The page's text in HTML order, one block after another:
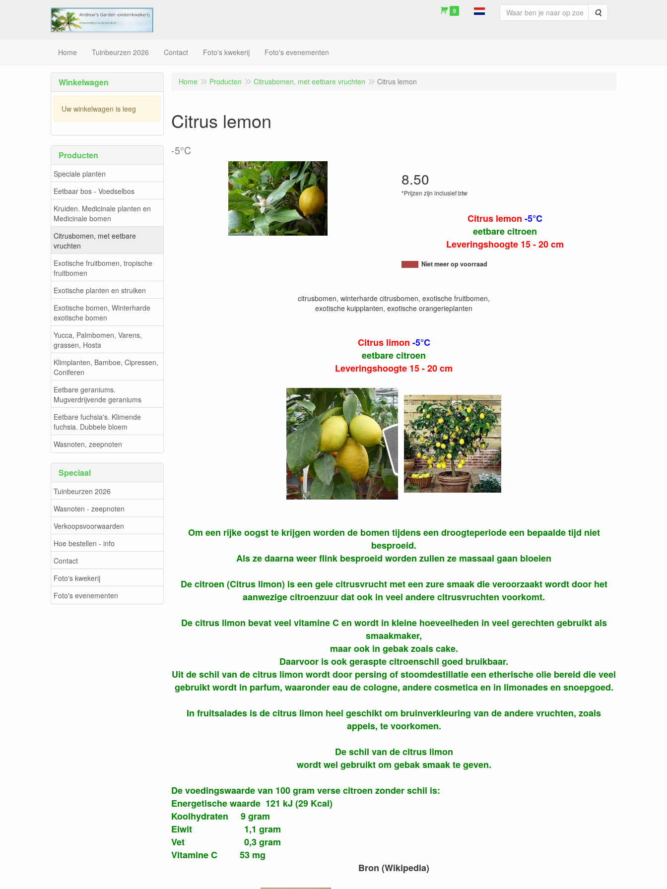
0 Zoeken
Home Tuinbeurzen 2026 Contact Foto's kwekerij Foto's evenementen
Winkelwagen
Uw winkelwagen is leeg
Producten
Speciale planten
Eetbaar bos - Voedselbos
Kruiden. Medicinale planten en
Medicinale bomen
Citrusbomen, met eetbare
vruchten
Exotische fruitbomen, tropische
fruitbomen
Exotische planten en struiken
Exotische bomen, Winterharde
exotische bomen
Yucca, Palmbomen, Varens,
grassen, Hosta
Klimplanten, Bamboe, Cipressen,
Coniferen
Eetbare geraniums.
Mugverdrijvende geraniums
Eetbare fuchsia's. Klimende
fuchsia. Dubbele bloem
Wasnoten, zeepnoten
Speciaal
Tuinbeurzen 2026
Wasnoten - zeepnoten
Verkoopsvoorwaarden
Hoe bestellen - info
Contact
Foto's kwekerij
Foto's evenementen
Home Producten Citrusbomen, met eetbare vruchten Citrus lemon
Citrus lemon
-5°C
8.50
*Prijzen zijn inclusief btw
Citrus lemon-5°C
eetbare citroen
Leveringshoogte 15 - 20 cm
Niet meer op voorraad
citrusbomen, winterharde citrusbomen, exotische fruitbomen,
exotische kuipplanten, exotische orangerieplanten
Citrus limon -5°C
eetbare citroen
Leveringshoogte 15 - 20 cm
Om een rijke oogst te krijgen worden de bomen tijdens een droogteperiode een bepaalde tijd niet
besproeid.
Als ze daarna weer flink besproeid worden zullen ze massaal gaan bloeien
De citroen (Citrus limon) is een gele citrusvrucht met een zure smaak die veroorzaakt wordt door het
aanwezige citroenzuur dat ook in veel andere citrusvruchten voorkomt.
De citrus limon bevat veel vitamine C en wordt in kleine hoeveelheden in veel gerechten gebruikt als
smaakmaker,
maar ook in gebak zoals cake.
Daarvoor is ook geraspte citroenschil goed bruikbaar.
Uit de schil van de citrus limon wordt door persing of stoomdestillatie een etherische olie bereid die veel
gebruikt wordt in parfum, waaronder eau de cologne, andere cosmetica en in limonades en snoepgoed.
In fruitsalades is de citrus limon heel geschikt om bruinverkleuring van de andere vruchten, zoals
appels, te voorkomen.
De schil van de citrus limon
wordt wel gebruikt om gebak smaak te geven.
De voedingswaarde van 100 gram verse citroen zonder schil is:
Energetische waarde 121 kJ (29 Kcal)
Koolhydraten 9 gram
Eiwit 1,1 gram
Vet 0,3 gram
Vitamine C 53 mg
Bron (Wikipedia)